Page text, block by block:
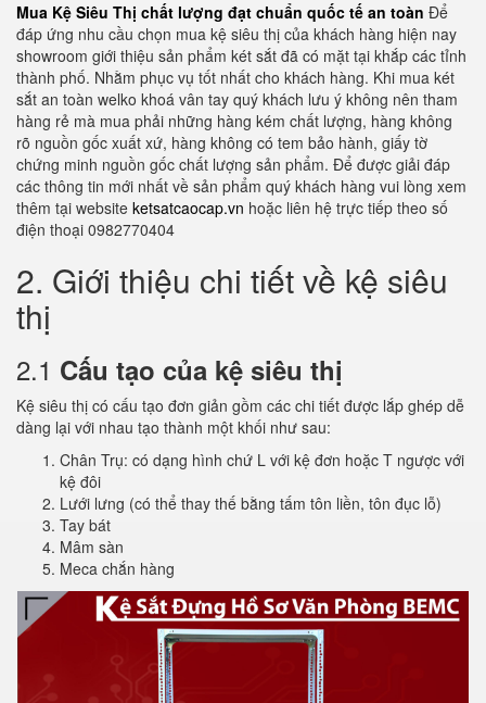
Mua Kệ Siêu Thị chất lượng đạt chuẩn quốc tế an toàn Để
đáp ứng nhu cầu chọn mua kệ siêu thị của khách hàng hiện nay
showroom giới thiệu sản phẩm két sắt đã có mặt tại khắp các tỉnh
thành phố. Nhằm phục vụ tốt nhất cho khách hàng. Khi mua két
sắt an toàn welko khoá vân tay quý khách lưu ý không nên tham
hàng rẻ mà mua phải những hàng kém chất lượng, hàng không
rõ nguồn gốc xuất xứ, hàng không có tem bảo hành, giấy tờ
chứng minh nguồn gốc chất lượng sản phẩm. Để được giải đáp
các thông tin mới nhất về sản phẩm quý khách hàng vui lòng xem
thêm tại website ketsatcaocap.vn hoặc liên hệ trực tiếp theo số
điện thoại 0982770404
2. Giới thiệu chi tiết về kệ siêu
thị
2.1 Cấu tạo của kệ siêu thị
Kệ siêu thị có cấu tạo đơn giản gồm các chi tiết được lắp ghép dễ
dàng lại với nhau tạo thành một khối như sau:
Chân Trụ: có dạng hình chứ L với kệ đơn hoặc T ngược với
kệ đôi
Lưới lưng (có thể thay thế bằng tấm tôn liền, tôn đục lỗ)
Tay bát
Mâm sàn
Meca chắn hàng